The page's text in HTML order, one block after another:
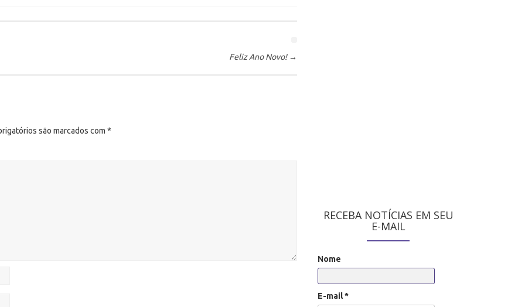
Feliz Ano Novo! →
são marcados com *
RECEBA NOTÍCIAS EM SEU
E-MAIL
Nome
E-mail*